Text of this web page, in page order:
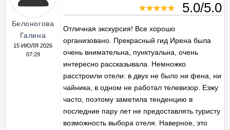
Белоногова
Галина
15 ИЮЛЯ 2026
07:29
5.0/5.0
Отличная экскурсия! Все хорошо
организовано. Прекрасный гид Ирена была
очень внимательна, пунктуальна, очень
интересно рассказывала. Немножко
расстроили отели: в двух не было ни фена, ни
чайника, в одном не работал телевизор. Езжу
часто, поэтому заметила тенденцию в
последние пару лет не предоставлять туристу
возможность выбора отеля. Наверное, это